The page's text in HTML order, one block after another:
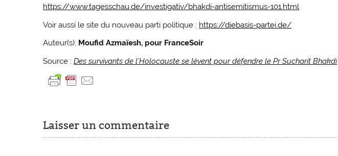
https://www.tagesschau.de/investigativ/bhakdi-antisemitismus-101.html
Voir aussi le site du nouveau parti politique : https://diebasis-partei.de/
Auteur(s): Moufid Azmaïesh, pour FranceSoir
Source :Des survivants de l’Holocauste se lèvent pour défendre le Pr Sucharit Bhakdi
Laisser un commentaire